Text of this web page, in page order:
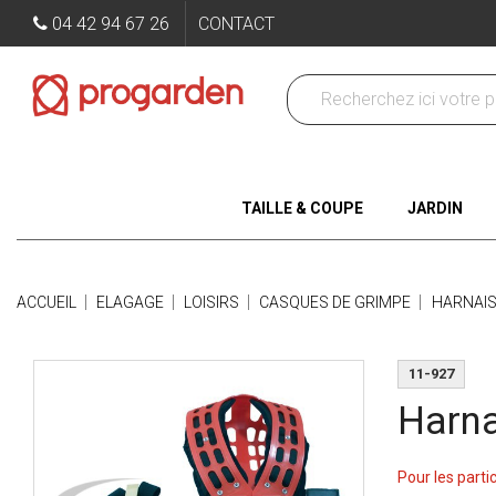
04 42 94 67 26 CONTACT
TAILLE & COUPE JARDIN
ACCUEIL ELAGAGE LOISIRS CASQUES DE GRIMPE HARNAIS
11-927
Pour les